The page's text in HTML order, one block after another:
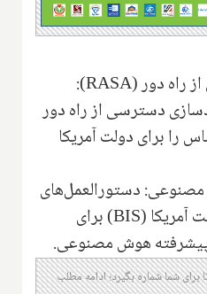
۲. قانون امنیت دسترسی از راه دور (RASA):
دسترسی از راه دور
را برای دولت آمریکا
دستورالعمل‌های
جدید اداره صنعت و امنیت آمریکا (BIS) برای
هوش مصنوعی.
شما شماره بگیرد؛ ادامه مطلب